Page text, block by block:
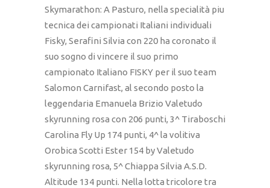
Skymarathon: A Pasturo, nella specialità piu
tecnica dei campionati Italiani individuali
Fisky, Serafini Silvia con 220 ha coronato il
suo sogno di vincere il suo primo
campionato Italiano FISKY per il suo team
Salomon Carnifast, al secondo posto la
leggendaria Emanuela Brizio Valetudo
skyrunning rosa con 206 punti, 3^ Tiraboschi
Carolina Fly Up 174 punti, 4^ la volitiva
Orobica Scotti Ester 154 by Valetudo
skyrunning rosa, 5^ Chiappa Silvia A.S.D.
Altitude 134 punti. Nella lotta tricolore tra